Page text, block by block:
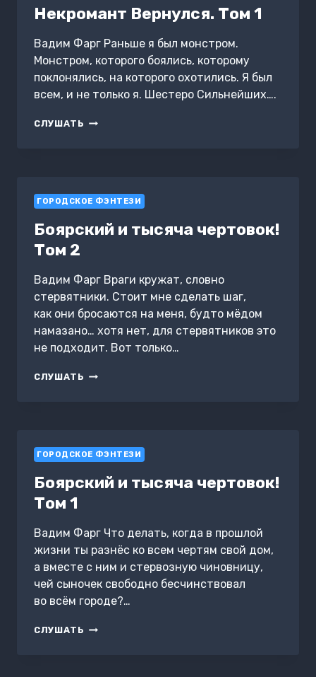
Некромант Вернулся. Том 1
Вадим Фарг Раньше я был монстром.
Монстром, которого боялись, которому
поклонялись, на которого охотились. Я был
всем, и не только я. Шестеро Сильнейших….
СЛУШАТЬ НЕКРОМАНТ
ГОРОДСКОЕ ФЭНТЕЗИ
Боярский и тысяча чертовок!
Том 2
Вадим Фарг Враги кружат, словно
стервятники. Стоит мне сделать шаг,
как они бросаются на меня, будто мёдом
намазано… хотя нет, для стервятников это
не подходит. Вот только…
СЛУШАТЬ БОЯРСКИЙ
ГОРОДСКОЕ ФЭНТЕЗИ
Боярский и тысяча чертовок!
Том 1
Вадим Фарг Что делать, когда в прошлой
жизни ты разнёс ко всем чертям свой дом,
а вместе с ним и стервозную чиновницу,
чей сыночек свободно бесчинствовал
во всём городе?…
СЛУШАТЬ БОЯРСКИЙ